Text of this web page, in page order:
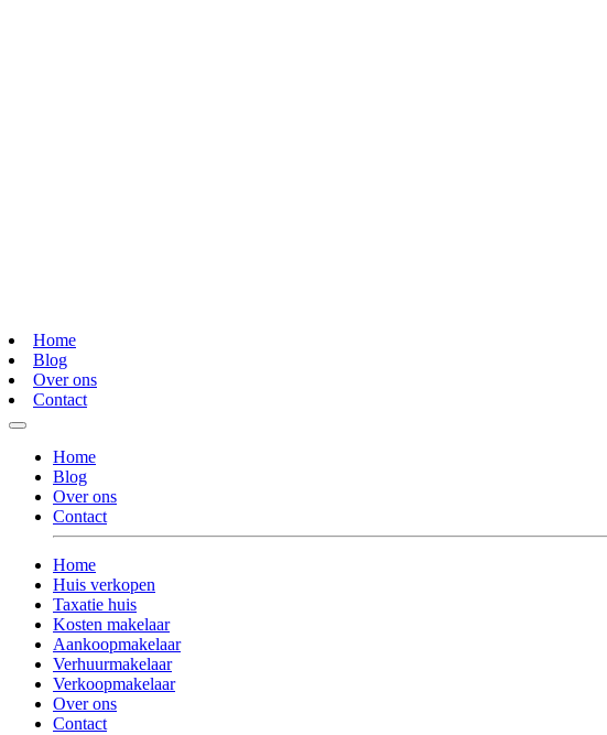
Home
Blog
Over ons
Contact
Home
Blog
Over ons
Contact
Home
Huis verkopen
Taxatie huis
Kosten makelaar
Aankoopmakelaar
Verhuurmakelaar
Verkoopmakelaar
Over ons
Contact